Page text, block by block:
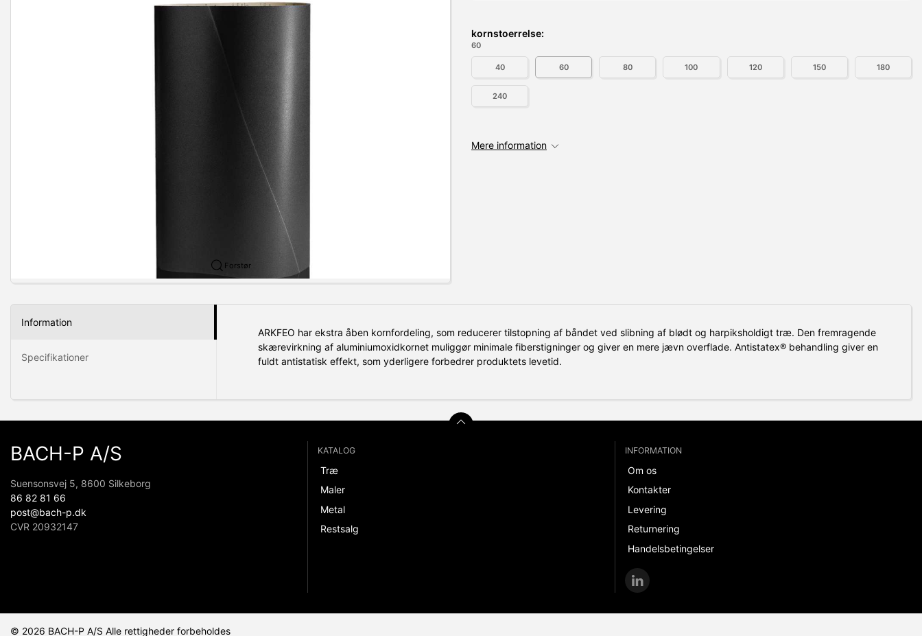
Forstør
kornstoerrelse:
60
40 60 80 100 120 150 180
240
Mere information
Information
Specifikationer
ARKFEO har ekstra åben kornfordeling, som reducerer tilstopning af båndet ved slibning af blødt og harpiksholdigt træ. Den fremragende
skærevirkning af aluminiumoxidkornet muliggør minimale fiberstigninger og giver en mere jævn overflade. Antistatex® behandling giver en
fuldt antistatisk effekt, som yderligere forbedrer produktets levetid.
BACH-P A/S
Suensonsvej 5, 8600 Silkeborg
86 82 81 66
post@bach-p.dk
CVR 20932147
KATALOG
Træ
Maler
Metal
Restsalg
INFORMATION
Om os
Kontakter
Levering
Returnering
Handelsbetingelser
© 2026 BACH-P A/S Alle rettigheder forbeholdes